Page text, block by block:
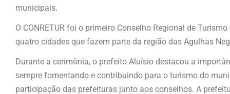
municipais.
O CONRETUR foi o primeiro Conselho Regional de
quatro cidades que fazem parte da região das Agulhas
Durante a cerimônia, o prefeito Aluísio destacou a
sempre fomentando e contribuindo para o turismo do
participação das prefeituras junto aos conselhos. A